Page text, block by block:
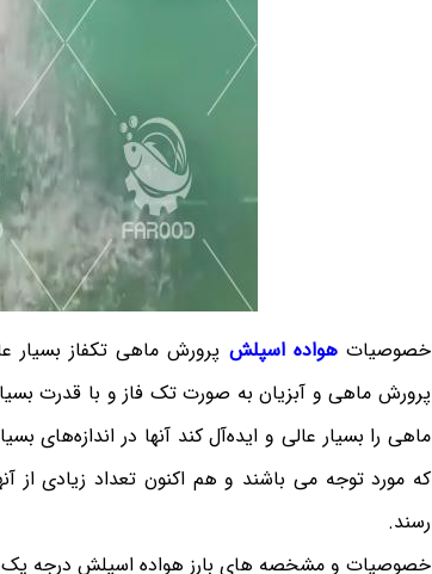
خصوصیاتهواده اسپلش پرورش ماهی تکفاز بسیار
پرورش ماهی و آبزیان به صورت تک فاز و با قدرت
ماهی را بسیار عالی و ایده‌آل کند آنها در اندازه‌های
که مورد توجه می باشند و هم اکنون تعداد زیادی
رسند.
خصوصیات و مشخصه های بارز هواده اسپلش درجه یک